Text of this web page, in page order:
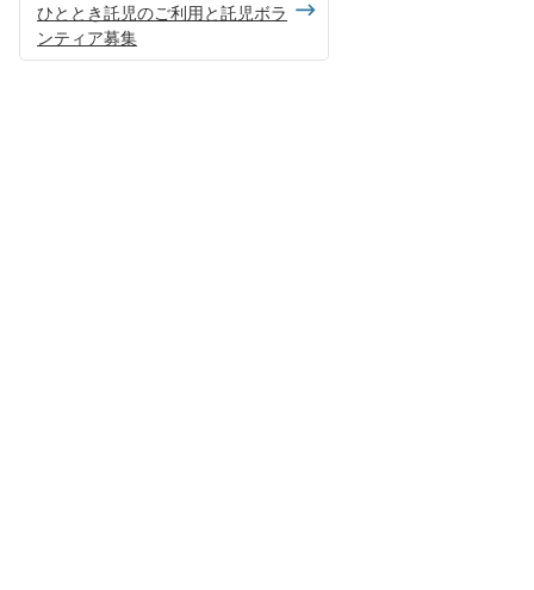
ひととき託児のご利用と託児ボラ
ンティア募集